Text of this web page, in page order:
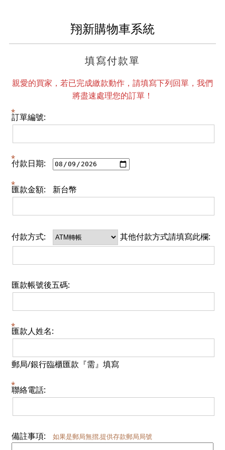
翔新購物車系統
填寫付款單
親愛的買家，若已完成繳款動作，請填寫下列回單，我們
將盡速處理您的訂單！
訂單編號:
付款日期:
匯款金額: 新台幣
付款方式: 其他付款方式請填寫此欄:
匯款帳號後五碼:
匯款人姓名:
郵局/銀行臨櫃匯款『需』填寫
聯絡電話:
備註事項: 如果是郵局無摺,提供存款郵局局號